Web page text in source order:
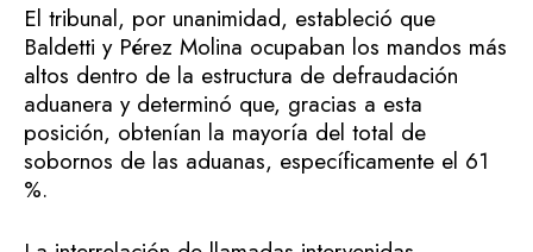
El tribunal, por unanimidad, estableció que
Baldetti y Pérez Molina ocupaban los mandos más
altos dentro de la estructura de defraudación
aduanera y determinó que, gracias a esta
posición, obtenían la mayoría del total de
sobornos de las aduanas, específicamente el 61
%.